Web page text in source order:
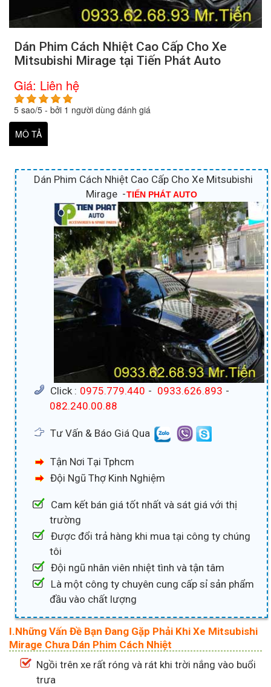
Dán Phim Cách Nhiệt Cao Cấp Cho Xe
Mitsubishi Mirage tại Tiến Phát Auto
Giá: Liên hệ
5 sao/5 - bởi 1 người dùng đánh giá
MÔ TẢ
Dán Phim Cách Nhiệt Cao Cấp Cho Xe Mitsubishi
Mirage -TIẾN PHÁT AUTO
Click : 0975.779.440 - 0933.626.893 -
082.240.00.88
Tư Vấn & Báo Giá Qua
Tận Nơi Tại Tphcm
Đội Ngũ Thợ Kinh Nghiệm
Cam kết bán giá tốt nhất và sát giá với thị
trường
Được đổi trả hàng khi mua tại công ty chúng
tôi
Đội ngũ nhân viên nhiệt tình và tận tâm
Là một công ty chuyên cung cấp sỉ sản phẩm
đầu vào chất lượng
I.Những Vấn Đề Bạn Đang Gặp Phải Khi Xe Mitsubishi
Mirage Chưa Dán Phim Cách Nhiệt
Ngồi trên xe rất róng và rát khi trời nắng vào buổi
trưa